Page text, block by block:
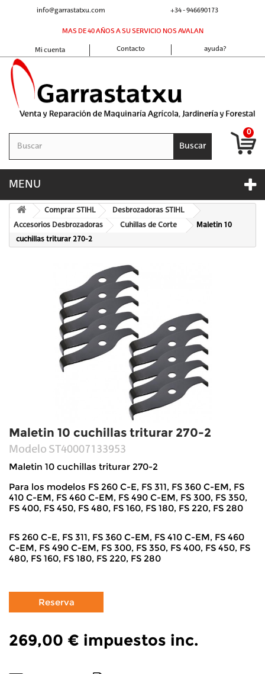
+34 - 946690173
info@garrastatxu.com
MAS DE 40 AÑOS A SU SERVICIO NOS AVALAN
ayuda?
Contacto
Mi cuenta
Buscar
0
MENU
Comprar STIHL Desbrozadoras STIHL
Accesorios Desbrozadoras Cuhillas de Corte
Maletin 10
cuchillas triturar 270-2
Maletin 10 cuchillas triturar 270-2
Modelo ST40007133953
Maletin 10 cuchillas triturar 270-2
Para los modelos FS 260 C-E, FS 311, FS 360 C-EM, FS
410 C-EM, FS 460 C-EM, FS 490 C-EM, FS 300, FS 350,
FS 400, FS 450, FS 480, FS 160, FS 180, FS 220, FS 280
FS 260 C-E, FS 311, FS 360 C-EM, FS 410 C-EM, FS 460
C-EM, FS 490 C-EM, FS 300, FS 350, FS 400, FS 450, FS
480, FS 160, FS 180, FS 220, FS 280
269,00 € impuestos inc.